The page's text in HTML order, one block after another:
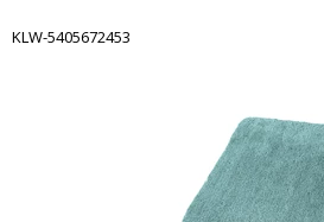
KLW-5405672453